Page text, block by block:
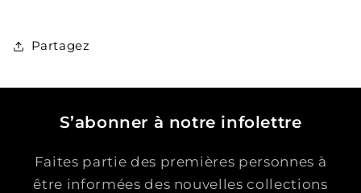
doux
Partagez
S’abonner à notre infolettre
Faites partie des premières personnes à
être informées des nouvelles collections